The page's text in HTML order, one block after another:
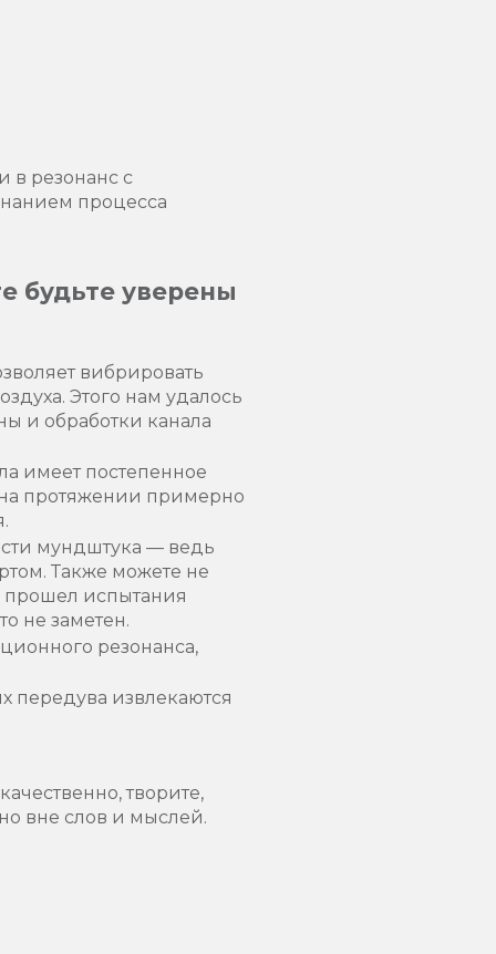
в резонанс с
процесса
будьте уверены
вибрировать
Этого нам удалось
и обработки канала
имеет постепенное
протяжении примерно
мундштука — ведь
Также можете не
прошел испытания
не заметен.
резонанса,
передува извлекаются
творите,
вне слов и мыслей.